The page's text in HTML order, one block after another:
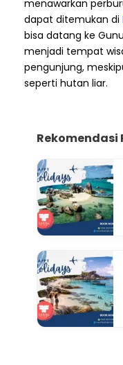
menawarkan
dapat ditemukan di
bisa datang ke
menjadi tempat
pengunjung,
seperti hutan liar.
Rekomendasi